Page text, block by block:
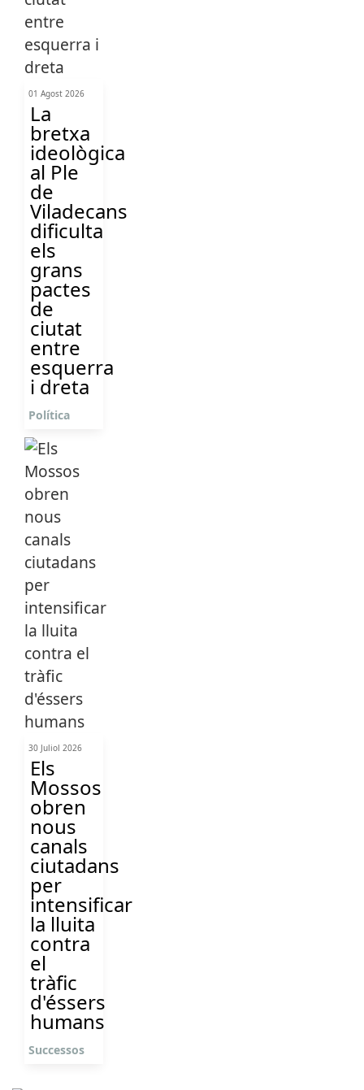
01 Agost 2026
La
bretxa
ideològica
al Ple
de
Viladecans
dificulta
els
grans
pactes
de
ciutat
entre
esquerra
i dreta
Política
30 Juliol 2026
Els
Mossos
obren
nous
canals
ciutadans
per
intensificar
la lluita
contra
el
tràfic
d'éssers
humans
Successos